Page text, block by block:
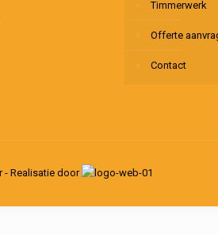
Timmerwerk
Offerte
Contact
- Realisatie door